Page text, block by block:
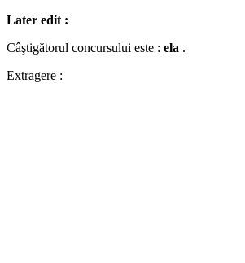
Later edit :
Câştigătorul concursului este : ela .
Extragere :